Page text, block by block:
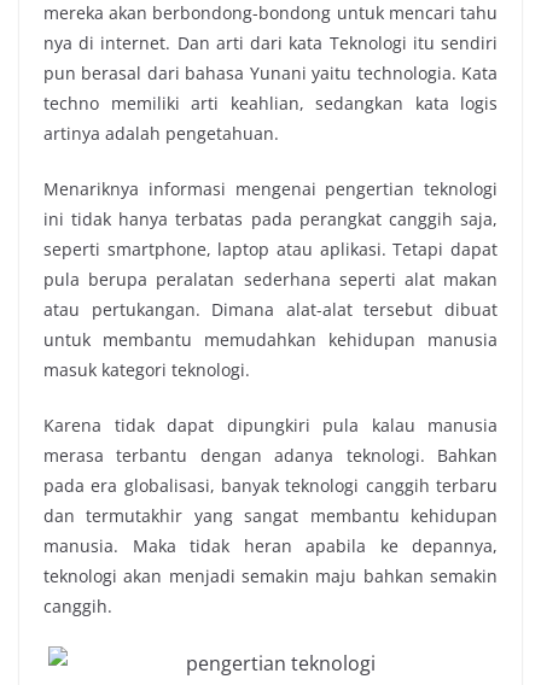
mereka akan berbondong-bondong untuk mencari tahu
nya di internet. Dan arti dari kata Teknologi itu sendiri
pun berasal dari bahasa Yunani yaitu technologia. Kata
techno memiliki arti keahlian, sedangkan kata logis
artinya adalah pengetahuan.
Menariknya informasi mengenai pengertian teknologi
ini tidak hanya terbatas pada perangkat canggih saja,
seperti smartphone, laptop atau aplikasi. Tetapi dapat
pula berupa peralatan sederhana seperti alat makan
atau pertukangan. Dimana alat-alat tersebut dibuat
untuk membantu memudahkan kehidupan manusia
masuk kategori teknologi.
Karena tidak dapat dipungkiri pula kalau manusia
merasa terbantu dengan adanya teknologi. Bahkan
pada era globalisasi, banyak teknologi canggih terbaru
dan termutakhir yang sangat membantu kehidupan
manusia. Maka tidak heran apabila ke depannya,
teknologi akan menjadi semakin maju bahkan semakin
canggih.